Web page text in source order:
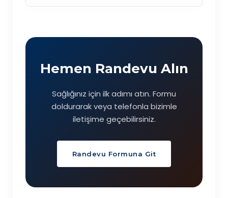
Hemen Randevu Alın
Sağlığınız için ilk adımı atın. Formu
doldurarak veya telefonla bizimle
iletişime geçebilirsiniz.
Randevu Formuna Git